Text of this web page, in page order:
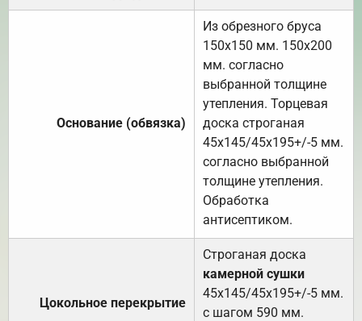
Основание (обвязка)
Из обрезного бруса
150х150 мм. 150х200
мм. согласно
выбранной толщине
утепления. Торцевая
доска строганая
45х145/45х195+/-5 мм.
согласно выбранной
толщине утепления.
Обработка
антисептиком.
Цокольное перекрытие
Строганая доска
камерной сушки
45х145/45х195+/-5 мм.
с шагом 590 мм.